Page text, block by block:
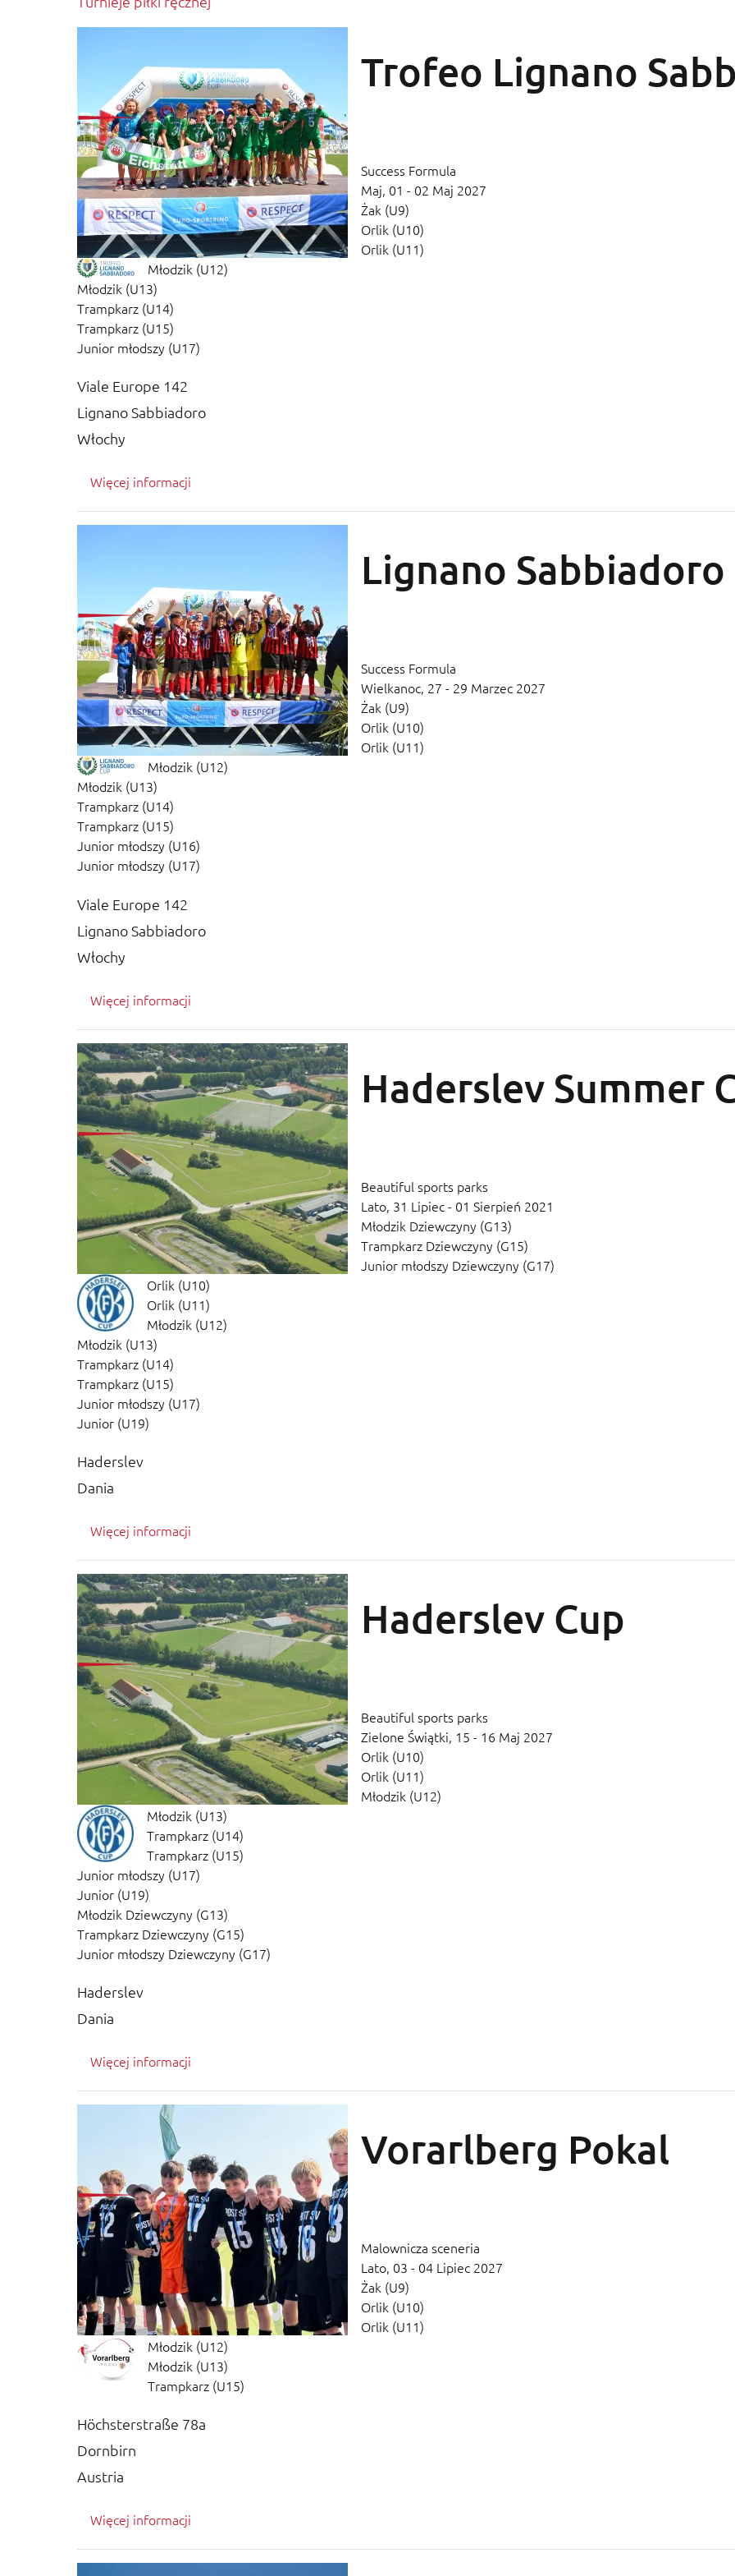
Trofeo Lignano
Success Formula
Maj, 01 - 02 Maj 2027
Żak (U9)
Orlik (U10)
Orlik (U11)
Młodzik (U12)
Młodzik (U13)
Trampkarz (U14)
Trampkarz (U15)
Junior młodszy (U17)
Viale Europe 142
Lignano Sabbiadoro
Włochy
Więcej informacji
Lignano Sabbiadoro
Success Formula
Wielkanoc, 27 - 29 Marzec 2027
Żak (U9)
Orlik (U10)
Orlik (U11)
Młodzik (U12)
Młodzik (U13)
Trampkarz (U14)
Trampkarz (U15)
Junior młodszy (U16)
Junior młodszy (U17)
Viale Europe 142
Lignano Sabbiadoro
Włochy
Więcej informacji
Haderslev Summer
Beautiful sports parks
Lato, 31 Lipiec - 01 Sierpień 2021
Młodzik Dziewczyny (G13)
Trampkarz Dziewczyny (G15)
Junior młodszy Dziewczyny (G17)
Orlik (U10)
Orlik (U11)
Młodzik (U12)
Młodzik (U13)
Trampkarz (U14)
Trampkarz (U15)
Junior młodszy (U17)
Junior (U19)
Haderslev
Dania
Więcej informacji
Haderslev Cup
Beautiful sports parks
Zielone Świątki, 15 - 16 Maj 2027
Orlik (U10)
Orlik (U11)
Młodzik (U12)
Młodzik (U13)
Trampkarz (U14)
Trampkarz (U15)
Junior młodszy (U17)
Junior (U19)
Młodzik Dziewczyny (G13)
Trampkarz Dziewczyny (G15)
Junior młodszy Dziewczyny (G17)
Haderslev
Dania
Więcej informacji
Vorarlberg Pokal
Malownicza sceneria
Lato, 03 - 04 Lipiec 2027
Żak (U9)
Orlik (U10)
Orlik (U11)
Młodzik (U12)
Młodzik (U13)
Trampkarz (U15)
Höchsterstraße 78a
Dornbirn
Austria
Więcej informacji